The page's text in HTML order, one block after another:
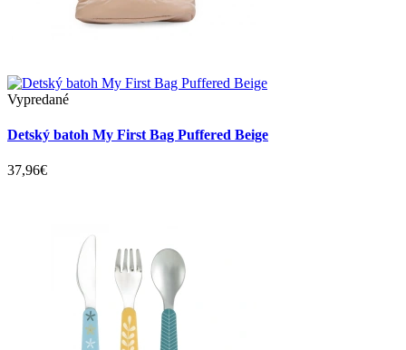
Vypredané
Detský batoh My First Bag Puffered Beige
37,96€